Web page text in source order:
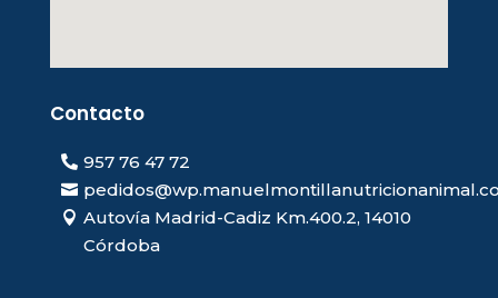
Contacto
957 76 47 72
Autovía Madrid-Cadiz Km.400.2, 14010
Córdoba